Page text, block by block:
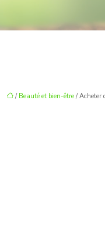
/ Beauté et bien-être / Acheter